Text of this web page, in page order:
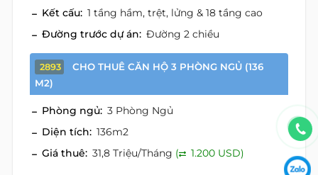
Kết cấu: 1 tầng hầm, trệt, lửng & 18 tầng cao
Đường trước dự án: Đường 2 chiều
2893
CHO THUÊ CĂN HỘ 3 PHÒNG NGỦ (136
M2)
Phòng ngủ: 3 Phòng Ngủ
Diện tích: 136m2
Giá thuê: 31,8 Triệu/Tháng ( 1.200 USD)